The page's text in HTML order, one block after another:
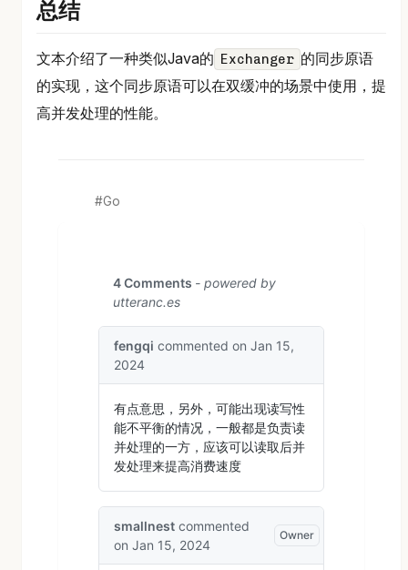
总结
文本介绍了一种类似Java的 Exchanger 的同步原语
的实现，这个同步原语可以在双缓冲的场景中使用，提
高并发处理的性能。
Go